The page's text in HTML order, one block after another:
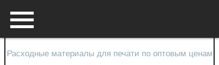
Расходные материалы для печати по оптовым ценам
Вход
Прайс лист